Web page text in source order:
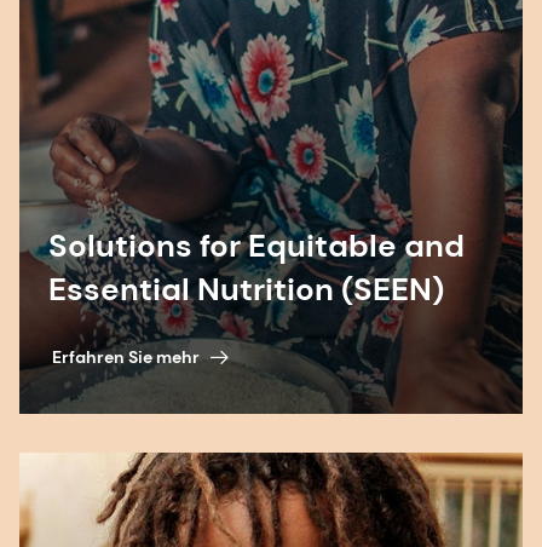
Solutions for Equitable and
Essential Nutrition (SEEN)
Erfahren Sie mehr